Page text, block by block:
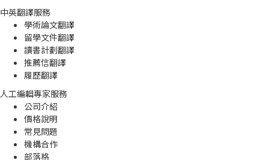
中英翻譯服務
學術論文翻譯
留學文件翻譯
讀書計劃翻譯
推薦信翻譯
履歷翻譯
人工編輯專家服務
公司介紹
價格說明
常見問題
機構合作
部落格